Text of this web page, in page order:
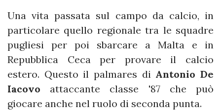
Una vita passata sul campo da calcio, in
particolare quello regionale tra le squadre
pugliesi per poi sbarcare a Malta e in
Repubblica Ceca per provare il calcio
estero. Questo il palmares di Antonio De
Iacovo attaccante classe '87 che può
giocare anche nel ruolo di seconda punta.